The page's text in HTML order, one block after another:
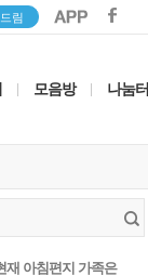
림
모음방 나눔터
재 아침편지 가족은